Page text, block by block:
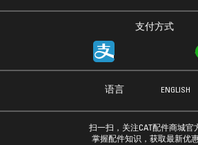
支付方式
语言 ENGLISH
扫一扫，关注CAT配件商城官
掌握配件知识，获取最新优